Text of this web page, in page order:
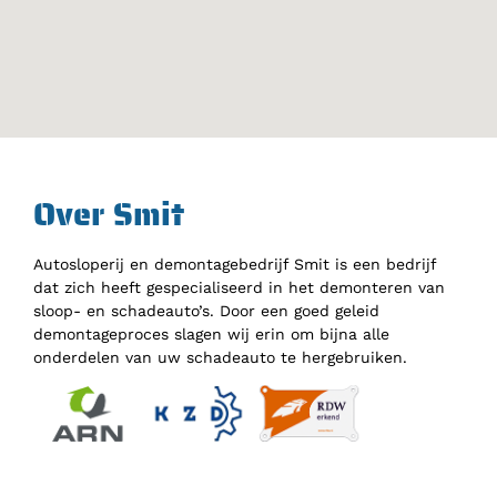
Over Smit
Autosloperij en demontagebedrijf Smit is een bedrijf
dat zich heeft gespecialiseerd in het demonteren van
sloop- en schadeauto’s. Door een goed geleid
demontageproces slagen wij erin om bijna alle
onderdelen van uw schadeauto te hergebruiken.